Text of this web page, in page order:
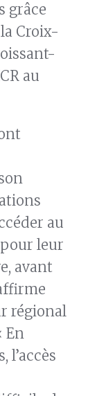
grâce
Croix-
au
au
leur
avant
régional
En
l’accès